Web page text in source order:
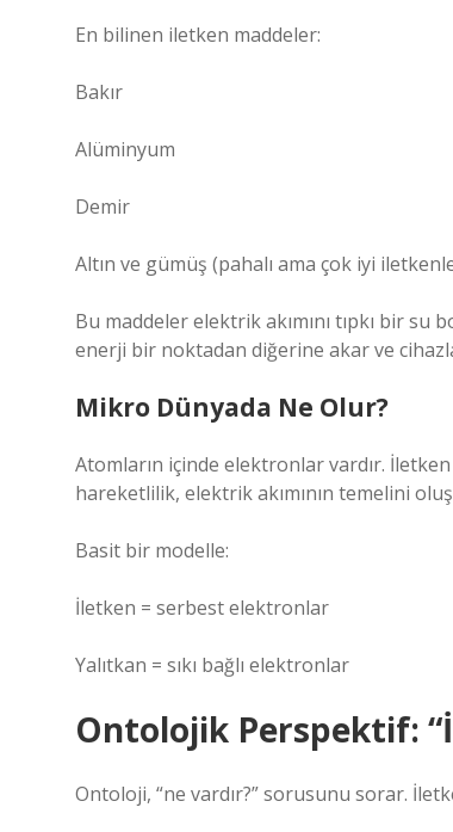
En bilinen iletken maddeler:
Bakır
Alüminyum
Demir
Altın ve gümüş (pahalı ama çok iyi
Bu maddeler elektrik akımını tıpkı bir su
enerji bir noktadan diğerine akar ve
Mikro Dünyada Ne Olur?
Atomların içinde elektronlar vardır.
hareketlilik, elektrik akımının temelini
Basit bir modelle:
İletken = serbest elektronlar
Yalıtkan = sıkı bağlı elektronlar
Ontolojik Perspektif:
Ontoloji, “ne vardır?” sorusunu sorar.